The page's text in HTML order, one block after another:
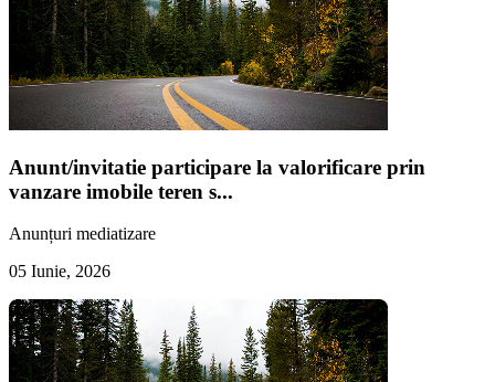
Anunt/invitatie participare la valorificare prin
vanzare imobile teren s...
Anunțuri mediatizare
05 Iunie, 2026